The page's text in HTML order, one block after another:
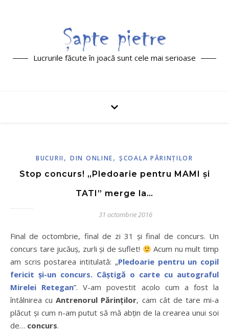
Lucrurile făcute în joacă sunt cele mai serioase
BUCURII , DIN ONLINE, ŞCOALA PĂRINŢILOR
Stop concurs! „Pledoarie pentru MAMI și
TATI” merge la…
31 octombrie 2016
Final de octombrie, final de zi 31 și final de concurs. Un
concurs tare jucăuș, zurli și de suflet!
Acum nu mult timp
am scris postarea intitulată: „Pledoarie pentru un copil
fericit și-un concurs. Câștigă o carte cu autograful
Mirelei Retegan”. V-am povestit acolo cum a fost la
întâlnirea cuAntrenorul Părinților, cam cât de tare mi-a
plăcut și cum n-am putut să mă abțin de la crearea unui soi
de… concurs.